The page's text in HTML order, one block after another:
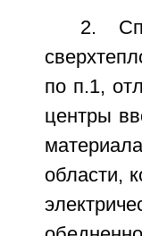
2.
по п.1,
центры
области,